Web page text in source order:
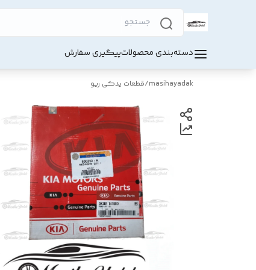
دسته‌بندی محصولاتپیگیری سفارش
masihayadak
/قطعات یدکی ریو